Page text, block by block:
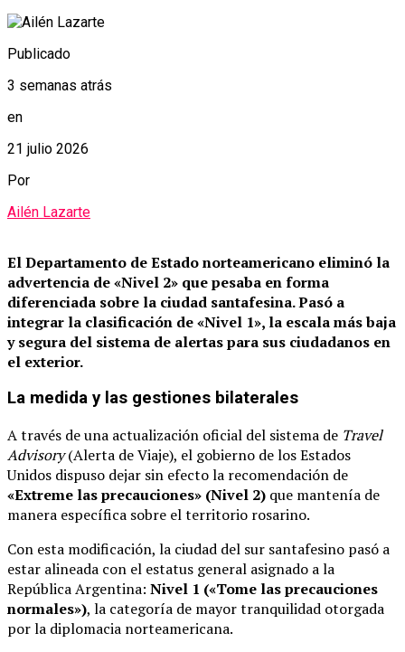
Publicado
3 semanas atrás
en
21 julio 2026
Por
Ailén Lazarte
El Departamento de Estado norteamericano eliminó la
advertencia de «Nivel 2» que pesaba en forma
diferenciada sobre la ciudad santafesina.Pasó a
integrar la clasificación de «Nivel 1», la escala más baja
y segura del sistema de alertas para sus ciudadanos en
el exterior.
La medida y las gestiones bilaterales
A través de una actualización oficial del sistema de Travel
Advisory(Alerta de Viaje), el gobierno de los Estados
Unidos dispuso dejar sin efecto la recomendación de
«Extreme las precauciones» (Nivel 2) que mantenía de
manera específica sobre el territorio rosarino.
Con esta modificación, la ciudad del sur santafesino pasó a
estar alineada con el estatus general asignado a la
República Argentina: Nivel 1 («Tome las precauciones
normales»), la categoría de mayor tranquilidad otorgada
por la diplomacia norteamericana.